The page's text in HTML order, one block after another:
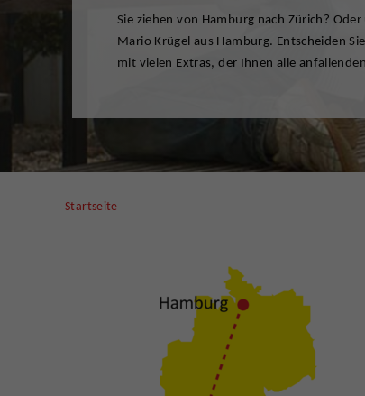
Sie ziehen von Hamburg nach Zürich?
Mario Krügel aus Hamburg. Entscheiden
mit vielen Extras, der Ihnen alle
sind das ideale Umzugsunternehmen für
Mitarbeiter, die den Wohnort wechseln.
Startseite